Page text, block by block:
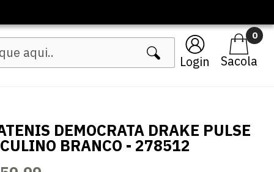
Login
0
DEMOCRATA DRAKE PULSE
BRANCO - 278512